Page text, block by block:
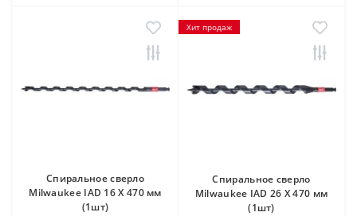
Спиральное сверло
Milwaukee IAD 16 X 470 мм
(1шт)
Хит продаж
Спиральное сверло
Milwaukee IAD 26 X 470 мм
(1шт)